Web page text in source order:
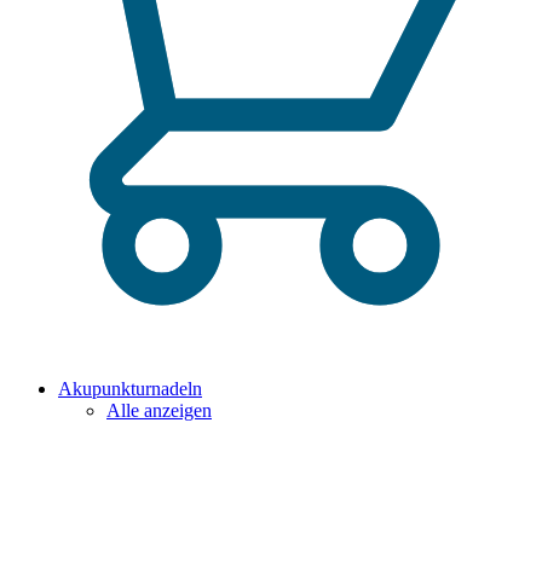
Akupunkturnadeln
Alle anzeigen